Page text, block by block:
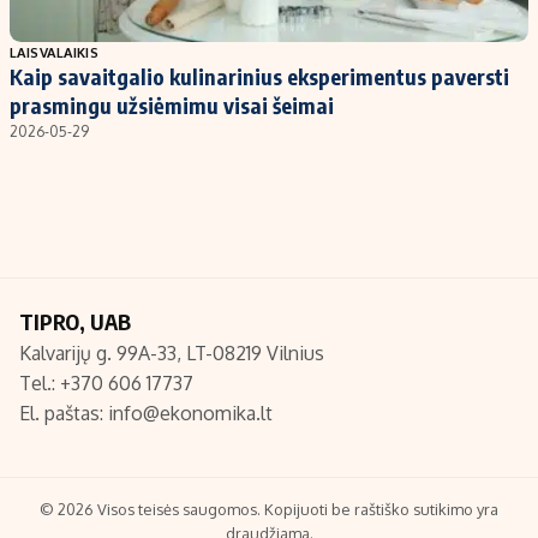
Populiarios temos
Investavimas
Akcijų rinka
Titulinis
Nedarbo išmokos skaičiuoklė
Redakcija
Turinio žymėjimo taisyklės
LAISVALAIKIS
Kaip savaitgalio kulinarinius eksperimentus paversti
prasmingu užsiėmimu visai šeimai
2026-05-29
TIPRO, UAB
Kalvarijų g. 99A-33, LT-08219 Vilnius
Tel.: +370 606 17737
El. paštas: info@ekonomika.lt
© 2026 Visos teisės saugomos. Kopijuoti be raštiško sutikimo yra
draudžiama.